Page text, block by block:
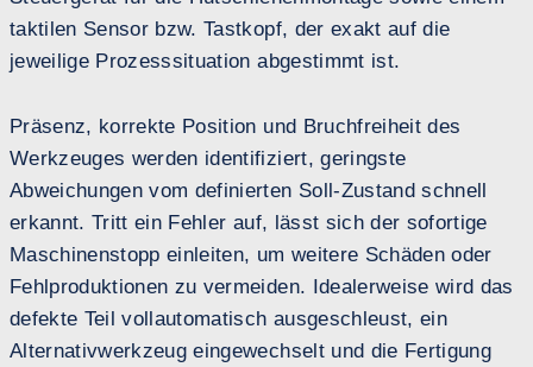
taktilen Sensor bzw. Tastkopf, der exakt auf die
jeweilige Prozesssituation abgestimmt ist.
Präsenz, korrekte Position und Bruchfreiheit des
Werkzeuges werden identifiziert, geringste
Abweichungen vom definierten Soll-Zustand schnell
erkannt. Tritt ein Fehler auf, lässt sich der sofortige
Maschinenstopp einleiten, um weitere Schäden oder
Fehlproduktionen zu vermeiden. Idealerweise wird das
defekte Teil vollautomatisch ausgeschleust, ein
Alternativwerkzeug eingewechselt und die Fertigung